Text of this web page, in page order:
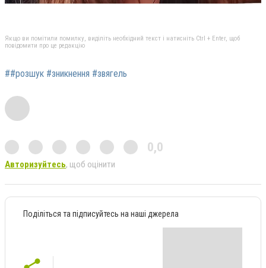
Якщо ви помітили помилку, виділіть необхідний текст і натисніть Ctrl + Enter, щоб
повідомити про це редакцію
##розшук #зникнення #звягель
0,0
Авторизуйтесь, щоб оцінити
Поділіться та підписуйтесь на наші джерела